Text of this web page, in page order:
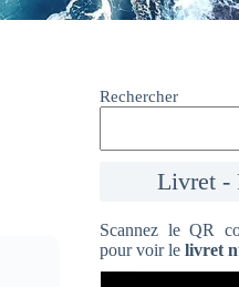
Rechercher
Livret -
Scannez le QR
pour voir lelivret